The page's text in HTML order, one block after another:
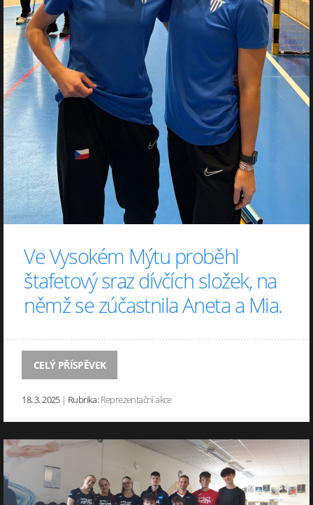
Ve Vysokém Mýtu proběhl
štafetový sraz dívčích složek, na
němž se zúčastnila Aneta a Mia.
CELÝ PŘÍSPĚVEK
18. 3. 2025 | Rubrika: Reprezentační akce